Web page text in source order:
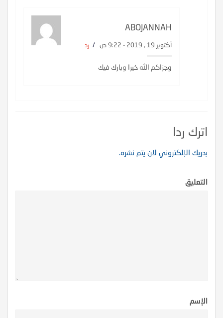
ABOJANNAH
أكتوبر 19 , 2019 - 9:22 ص / رد
وجزاكم الله خيرا وبارك فيك
اترك ردا
بدريك الإلكتروني لان يتم نشره.
التعليق
الإسم